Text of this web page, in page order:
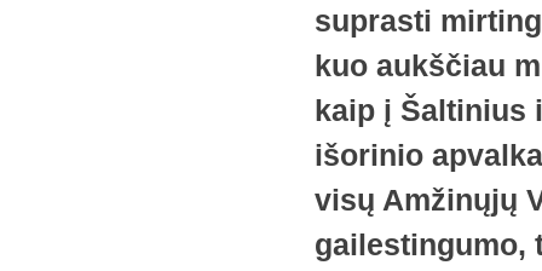
suprasti
kuo aukščiau
kaip į Šaltinius
išorinio
visų Amžinųjų
gailestingumo,